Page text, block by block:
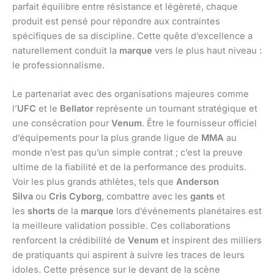
parfait équilibre entre résistance et légèreté, chaque
produit est pensé pour répondre aux contraintes
spécifiques de sa discipline. Cette quête d’excellence a
naturellement conduit la marque vers le plus haut niveau :
le professionnalisme.
Le partenariat avec des organisations majeures comme
l’UFC et le Bellator représente un tournant stratégique et
une consécration pour Venum. Être le fournisseur officiel
d’équipements pour la plus grande ligue de MMA au
monde n’est pas qu’un simple contrat ; c’est la preuve
ultime de la fiabilité et de la performance des produits.
Voir les plus grands athlètes, tels que Anderson
Silva ou Cris Cyborg, combattre avec les gants et
les shorts de la marque lors d’événements planétaires est
la meilleure validation possible. Ces collaborations
renforcent la crédibilité de Venum et inspirent des milliers
de pratiquants qui aspirent à suivre les traces de leurs
idoles. Cette présence sur le devant de la scène